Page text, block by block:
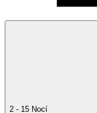
2 - 15 Nocí